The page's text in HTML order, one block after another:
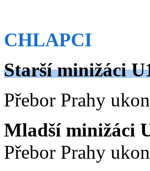
CHLAPCI
Starší minižáci
Přebor Prahy
Mladší minižáci
Přebor Prahy